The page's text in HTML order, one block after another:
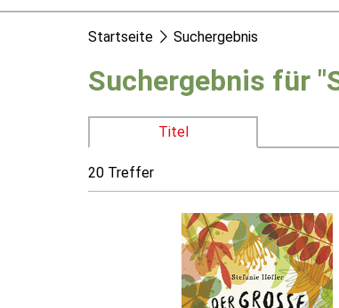
Startseite Suchergebnis
Suchergebnis für
Titel
20 Treffer